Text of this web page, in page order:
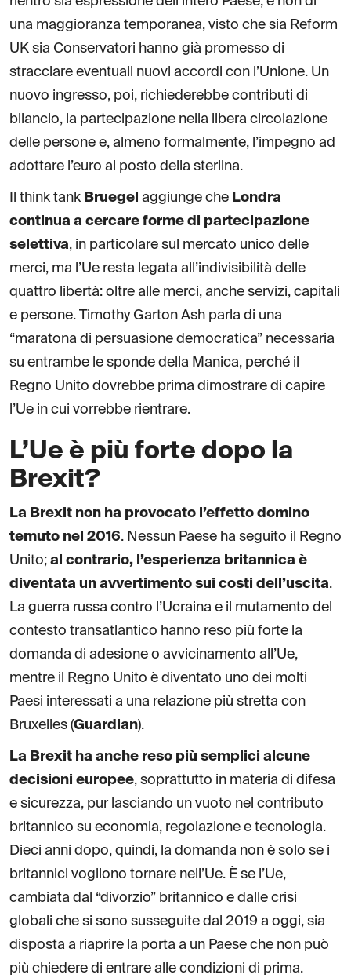
una maggioranza temporanea, visto che sia Reform
UK sia Conservatori hanno già promesso di
stracciare eventuali nuovi accordi con l’Unione. Un
nuovo ingresso, poi, richiederebbe contributi di
bilancio, la partecipazione nella libera circolazione
delle persone e, almeno formalmente, l’impegno ad
adottare l’euro al posto della sterlina.
Il think tank Bruegel aggiunge che Londra
continua a cercare forme di partecipazione
selettiva, in particolare sul mercato unico delle
merci, ma l’Ue resta legata all’indivisibilità delle
quattro libertà: oltre alle merci, anche servizi, capitali
e persone. Timothy Garton Ash parla di una
“maratona di persuasione democratica” necessaria
su entrambe le sponde della Manica, perché il
Regno Unito dovrebbe prima dimostrare di capire
l’Ue in cui vorrebbe rientrare.
L’Ue è più forte dopo la
Brexit?
La Brexit non ha provocato l’effetto domino
temuto nel 2016. Nessun Paese ha seguito il Regno
Unito; al contrario, l’esperienza britannica è
diventata un avvertimento sui costi dell’uscita.
La guerra russa contro l’Ucraina e il mutamento del
contesto transatlantico hanno reso più forte la
domanda di adesione o avvicinamento all’Ue,
mentre il Regno Unito è diventato uno dei molti
Paesi interessati a una relazione più stretta con
Bruxelles (Guardian).
La Brexit ha anche reso più semplici alcune
decisioni europee, soprattutto in materia di difesa
e sicurezza, pur lasciando un vuoto nel contributo
britannico su economia, regolazione e tecnologia.
Dieci anni dopo, quindi, la domanda non è solo se i
britannici vogliono tornare nell’Ue. È se l’Ue,
cambiata dal “divorzio” britannico e dalle crisi
globali che si sono susseguite dal 2019 a oggi, sia
disposta a riaprire la porta a un Paese che non può
più chiedere di entrare alle condizioni di prima.